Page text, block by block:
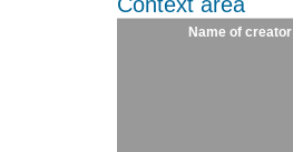
Context area
Name of creator